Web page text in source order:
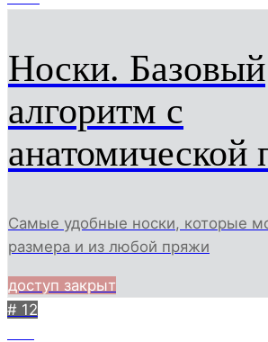
Носки. Базовый
алгоритм с
анатомической
Самые удобные носки, которые
размера и из любой пряжи
доступ закрыт
# 12